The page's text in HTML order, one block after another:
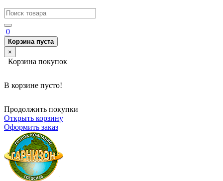
0
Корзина пуста
×
Корзина покупок
В корзине пусто!
Продолжить покупки
Открыть корзину
Оформить заказ